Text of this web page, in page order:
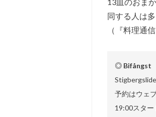
同する人は
（『料理通
◎ Bifångst
予約はウェ
19:00スター